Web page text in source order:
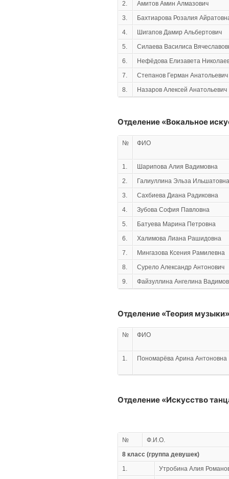
2.
Амитов Амин Алмазович
3.
Бахтиарова Розалия
4.
Шигапов Дамир Альбертович
5.
Силаева Василиса
6.
Нефёдова Елизавета
7.
Степанов Герман Анатольевич
8.
Назаров Алексей Анатольевич
Отделение «Вокальное
№ ФИО
1.
Шарипова Алия Вадимовна
2.
Галиуллина Эльза Ильшатовна
3.
Сахбиева Диана Радиковна
4.
Зубова София Павловна
5.
Батуева Марина Петровна
6.
Халимова Лиана Рашидовна
7.
Мингазова Ксения Рамилевна
8.
Сурело Александр Антонович
9.
Файзуллина Ангелина
Отделение «Теория музыки»
№ ФИО
1. Пономарёва Арина Антоновна
Отделение «Искусство
№
Ф.И.О.
8 класс (группа девушек)
1.
Утробина Алия